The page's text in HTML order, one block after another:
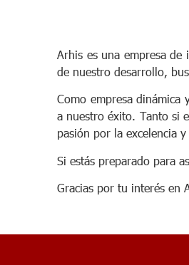
Arhis es una empresa
de nuestro desarrollo,
Como empresa dinámica
a nuestro éxito. Tanto si
pasión por la excelencia
Si estás preparado para
Gracias por tu interés en